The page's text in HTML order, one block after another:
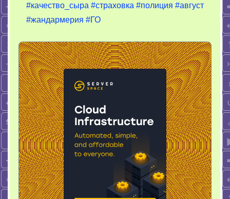
#качество_сыра #страховка #полиция #август
#жандармерия #ГО